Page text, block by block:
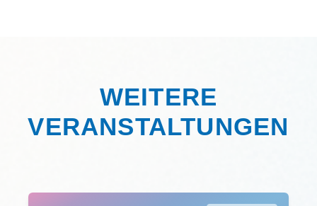
WEITERE
VERANSTALTUNGEN